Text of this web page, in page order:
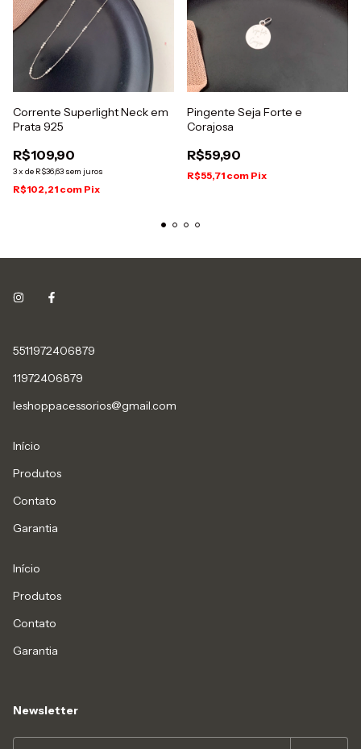
Corrente Superlight Neck em
Prata 925
R$109,90
3x de R$36,63 sem juros
R$102,21 com Pix
Pingente Seja Forte e
Corajosa
R$59,90
R$55,71 com Pix
5511972406879
11972406879
leshoppacessorios@gmail.com
Início
Produtos
Contato
Garantia
Início
Produtos
Contato
Garantia
Newsletter